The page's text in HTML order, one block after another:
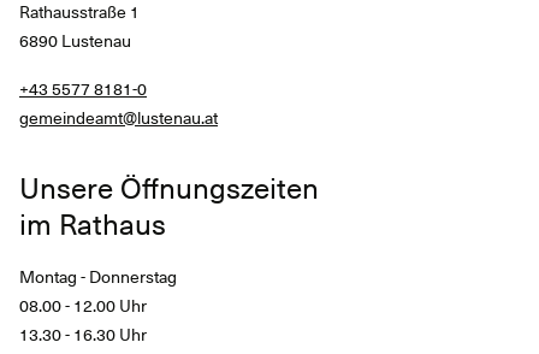
Rathausstraße 1
6890 Lustenau
+43 5577 8181-0
gemeindeamt@lustenau.at
Unsere Öffnungszeiten
im Rathaus
Montag - Donnerstag
08.00 - 12.00 Uhr
13.30 - 16.30 Uhr